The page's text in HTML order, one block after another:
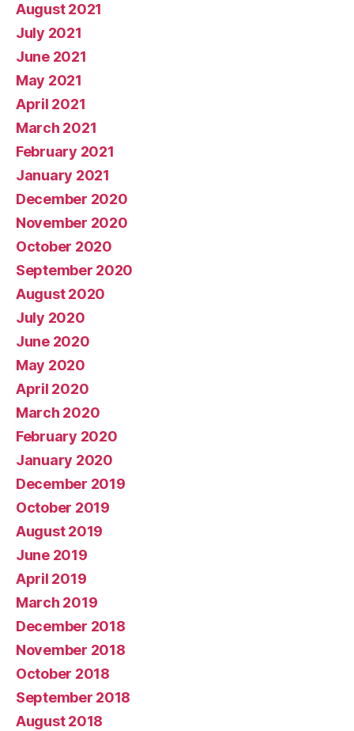
August 2021
July 2021
June 2021
May 2021
April 2021
March 2021
February 2021
January 2021
December 2020
November 2020
October 2020
September 2020
August 2020
July 2020
June 2020
May 2020
April 2020
March 2020
February 2020
January 2020
December 2019
October 2019
August 2019
June 2019
April 2019
March 2019
December 2018
November 2018
October 2018
September 2018
August 2018